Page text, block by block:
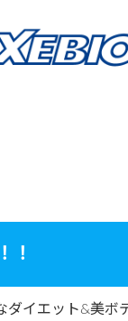
！
ダイエット&美ボ